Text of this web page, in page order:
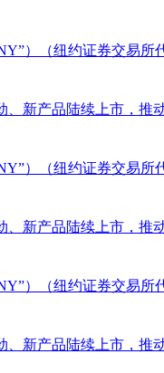
）（纽约证券交易
、新产品陆续上市，推
）（纽约证券交易
、新产品陆续上市，推
）（纽约证券交易
、新产品陆续上市，推